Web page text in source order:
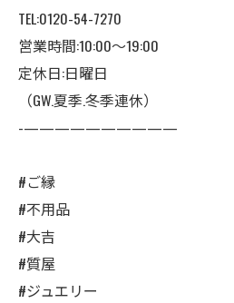
TEL:0120-54-7270
営業時間:10:00〜19:00
定休日:日曜日
（GW.夏季.冬季連休）
-——————————
#ご縁
#不用品
#大吉
#質屋
#ジュエリー